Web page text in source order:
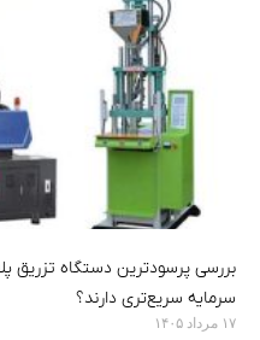
بررسی پرسودترین دستگاه تزریق
سرمایه سریع‌تری دارند؟
۱۷ مرداد ۱۴۰۵